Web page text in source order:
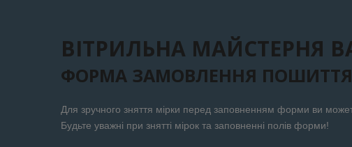
ВІТРИЛЬНА МАЙСТЕРНЯ
ФОРМА ЗАМОВЛЕННЯ ПОШИТТЯ
Для зручного зняття мірки перед заповненням форми ви
Будьте уважні при знятті мірок та заповненні полів форми!